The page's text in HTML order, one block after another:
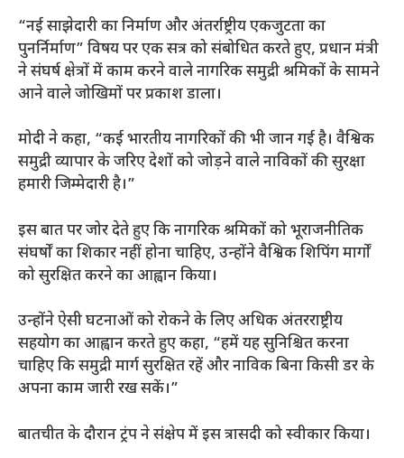
“नई साझेदारी का निर्माण और अंतर्राष्ट्रीय एकजुटता का
पुनर्निर्माण” विषय पर एक सत्र को संबोधित करते हुए, प्रधान मंत्री
ने संघर्ष क्षेत्रों में काम करने वाले नागरिक समुद्री श्रमिकों के सामने
आने वाले जोखिमों पर प्रकाश डाला।
मोदी ने कहा, “कई भारतीय नागरिकों की भी जान गई है। वैश्विक
समुद्री व्यापार के जरिए देशों को जोड़ने वाले नाविकों की सुरक्षा
हमारी जिम्मेदारी है।”
इस बात पर जोर देते हुए कि नागरिक श्रमिकों को भूराजनीतिक
संघर्षों का शिकार नहीं होना चाहिए, उन्होंने वैश्विक शिपिंग मार्गों
को सुरक्षित करने का आह्वान किया।
उन्होंने ऐसी घटनाओं को रोकने के लिए अधिक अंतरराष्ट्रीय
सहयोग का आह्वान करते हुए कहा, “हमें यह सुनिश्चित करना
चाहिए कि समुद्री मार्ग सुरक्षित रहें और नाविक बिना किसी डर के
अपना काम जारी रख सकें।”
बातचीत के दौरान ट्रंप ने संक्षेप में इस त्रासदी को स्वीकार किया।